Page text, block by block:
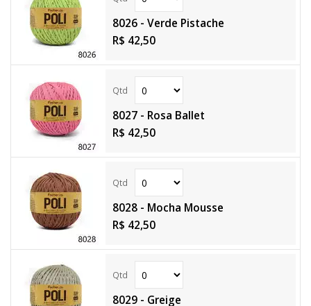
8026 - Verde Pistache
R$ 42,50
8027 - Rosa Ballet
R$ 42,50
8028 - Mocha Mousse
R$ 42,50
8029 - Greige